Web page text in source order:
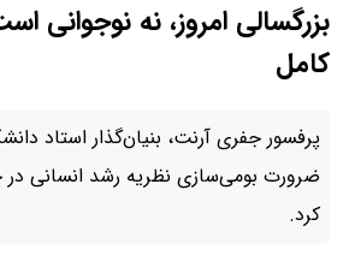
بزرگسالی امروز، نه نوجوانی
کامل
پرفسور جفری آرنت، بنیان‌گذار استاد
ضرورت بومی‌سازی نظریه رشد انسانی در
کرد.